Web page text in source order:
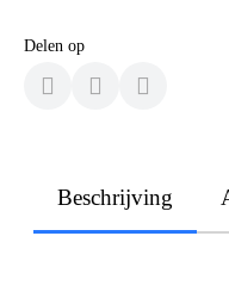
Delen op
Beschrijving